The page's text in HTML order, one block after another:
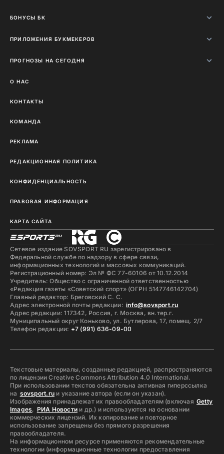
БОНУСЫ БК
ПРИЛОЖЕНИЯ БУКМЕКЕРОВ
ПРОГНОЗЫ НА СЕГОДНЯ
О НАС
КОНТАКТЫ
КОМАНДА
РЕКЛАМА
РЕДАКЦИОННАЯ ПОЛИТИКА
КОНФИДЕНЦИАЛЬНОСТЬ
ПРАВОВАЯ ИНФОРМАЦИЯ
КАРТА САЙТА
Сетевое издание SOVSPORT RU зарегистрировано в
Федеральной службе по надзору в сфере связи,
информационных технологий и массовых коммуникаций.
Регистрационный номер: Эл № ФС 77-60106 от 10.12.2014
Учредитель: Общество с ограниченной ответственностью
«Редакция газеты «Советский спорт» (ОГРН 5147746142704)
Главный редактор: Бреговский С. С.
Адрес электронной почты редакции: info@sovsport.ru
Адрес редакции: 117342, Россия, г. Москва, вн.тер.г.
Муниципальный округ Коньково, ул. Бутлерова, 17, помещ. 2/7
Телефон редакции: +7 (991) 636-09-00
Текстовые материалы, созданные редакцией, распространяются
по лицензии Creative Commons Attribution 4.0 International.
При использовании текстов обязательна активная гиперссылка
на sovsport.ruи указание автора (если он указан).
Изображения принадлежат их правообладателям (включая Getty
Images, РИА Новости и др.) и используются на основании
коммерческих лицензий. Их копирование и повторное
использование запрещены без прямого разрешения
правообладателя.
На информационном ресурсе применяются рекомендательные
технологии (информационные технологии предоставления